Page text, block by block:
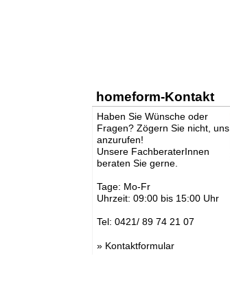
Futterstationen
» Weinzubehör
» Kinderspielzeug
» Decken Langflor
» Elektrische Heizkörper
homeform-Kontakt
Haben Sie Wünsche oder
Fragen? Zögern Sie nicht, uns
anzurufen!
Unsere FachberaterInnen
beraten Sie gerne.
Tage: Mo-Fr
Uhrzeit: 09:00 bis 15:00 Uhr
Tel: 0421/ 89 74 21 07
» Kontaktformular